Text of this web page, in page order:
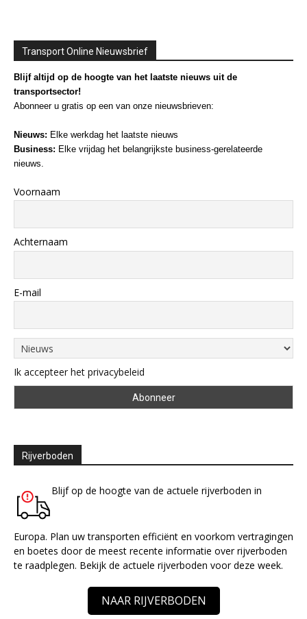
Transport Online Nieuwsbrief
Blijf altijd op de hoogte van het laatste nieuws uit de
transportsector!
Abonneer u gratis op een van onze nieuwsbrieven:
Nieuws: Elke werkdag het laatste nieuws
Business: Elke vrijdag het belangrijkste business-gerelateerde
nieuws.
Voornaam
Achternaam
E-mail
Ik accepteer het privacybeleid
Rijverboden
Blijf op de hoogte van de actuele rijverboden in
Europa. Plan uw transporten efficiënt en voorkom vertragingen
en boetes door de meest recente informatie over rijverboden
te raadplegen. Bekijk de actuele rijverboden voor deze week.
NAAR RIJVERBODEN